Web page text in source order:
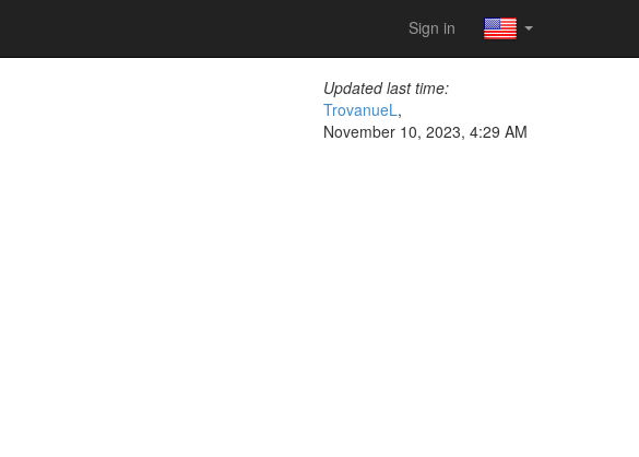
Sign in
Updated last time:
TrovanueL,
November 10, 2023, 4:29 AM